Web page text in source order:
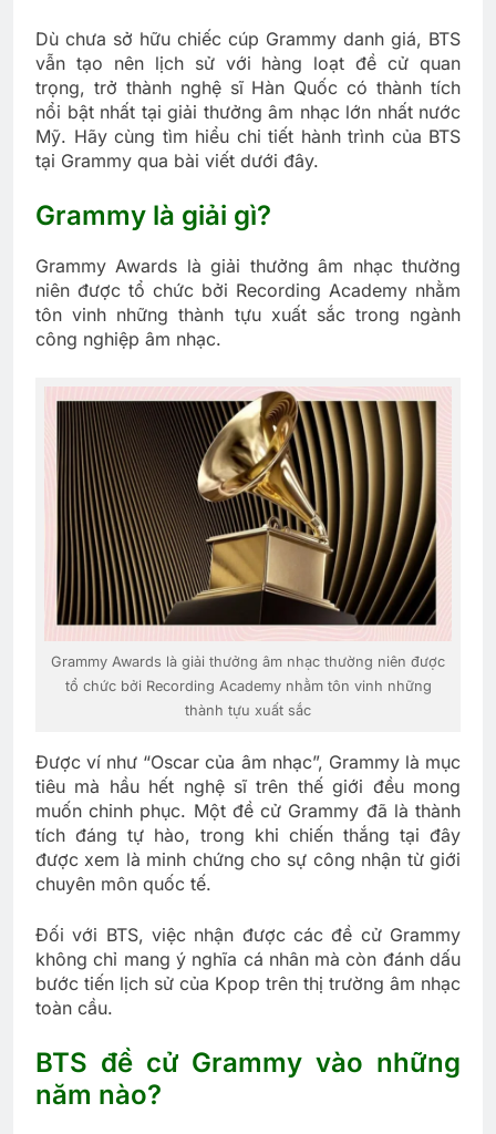
Dù chưa sở hữu chiếc cúp Grammy danh giá, BTS
vẫn tạo nên lịch sử với hàng loạt đề cử quan
trọng, trở thành nghệ sĩ Hàn Quốc có thành tích
nổi bật nhất tại giải thưởng âm nhạc lớn nhất nước
Mỹ. Hãy cùng tìm hiểu chi tiết hành trình của BTS
tại Grammy qua bài viết dưới đây.
Grammy là giải gì?
Grammy Awards là giải thưởng âm nhạc thường
niên được tổ chức bởi Recording Academy nhằm
tôn vinh những thành tựu xuất sắc trong ngành
công nghiệp âm nhạc.
Grammy Awards là giải thưởng âm nhạc thường niên được
tổ chức bởi Recording Academy nhằm tôn vinh những
thành tựu xuất sắc
Được ví như “Oscar của âm nhạc”, Grammy là mục
tiêu mà hầu hết nghệ sĩ trên thế giới đều mong
muốn chinh phục. Một đề cử Grammy đã là thành
tích đáng tự hào, trong khi chiến thắng tại đây
được xem là minh chứng cho sự công nhận từ giới
chuyên môn quốc tế.
Đối với BTS, việc nhận được các đề cử Grammy
không chỉ mang ý nghĩa cá nhân mà còn đánh dấu
bước tiến lịch sử của Kpop trên thị trường âm nhạc
toàn cầu.
BTS đề cử Grammy vào những
năm nào?